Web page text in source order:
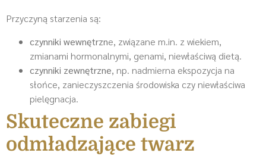
Przyczyną starzenia są:
czynniki wewnętrzne, związane m.in. z wiekiem,
zmianami hormonalnymi, genami, niewłaściwą dietą.
czynniki zewnętrzne, np. nadmierna ekspozycja na
słońce, zanieczyszczenia środowiska czy niewłaściwa
pielęgnacja.
Skuteczne zabiegi
odmładzające twarz